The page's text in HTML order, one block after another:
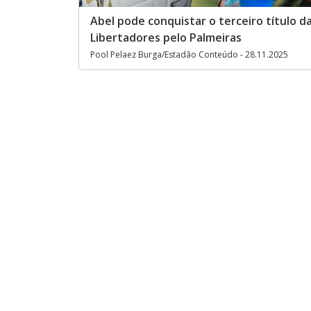
Abel pode conquistar o terceiro título
Libertadores pelo Palmeiras
Pool Pelaez Burga/Estadão Conteúdo - 28.11.2025